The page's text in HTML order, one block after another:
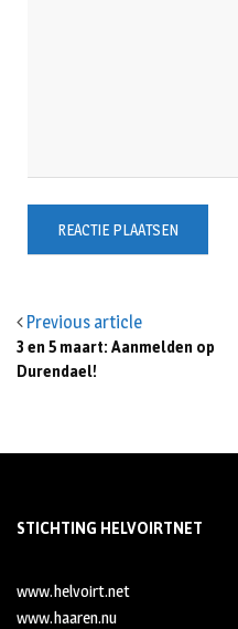
Previous article
3 en 5 maart: Aanmelden op
Durendael!
STICHTING HELVOIRTNET
www.helvoirt.net
www.haaren.nu